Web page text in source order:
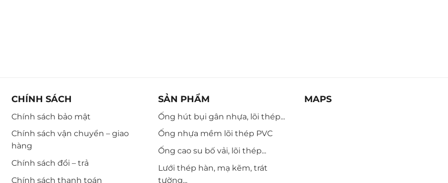
CHÍNH SÁCH
Chính sách bảo mật
Chính sách vận chuyển – giao
hàng
Chính sách đổi – trả
Chính sách thanh toán
SẢN PHẨM
Ống hút bụi gân nhựa, lõi thép...
Ống nhựa mềm lõi thép PVC
Ống cao su bố vải, lõi thép...
Lưới thép hàn, mạ kẽm, trát
tường...
MAPS